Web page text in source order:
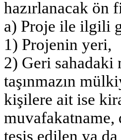
hazırlanacak ön
a) Proje ile ilgili
1) Projenin yeri,
2) Geri
taşınmazın
kişilere ait ise
muvafakatname,
tesis edilen ya